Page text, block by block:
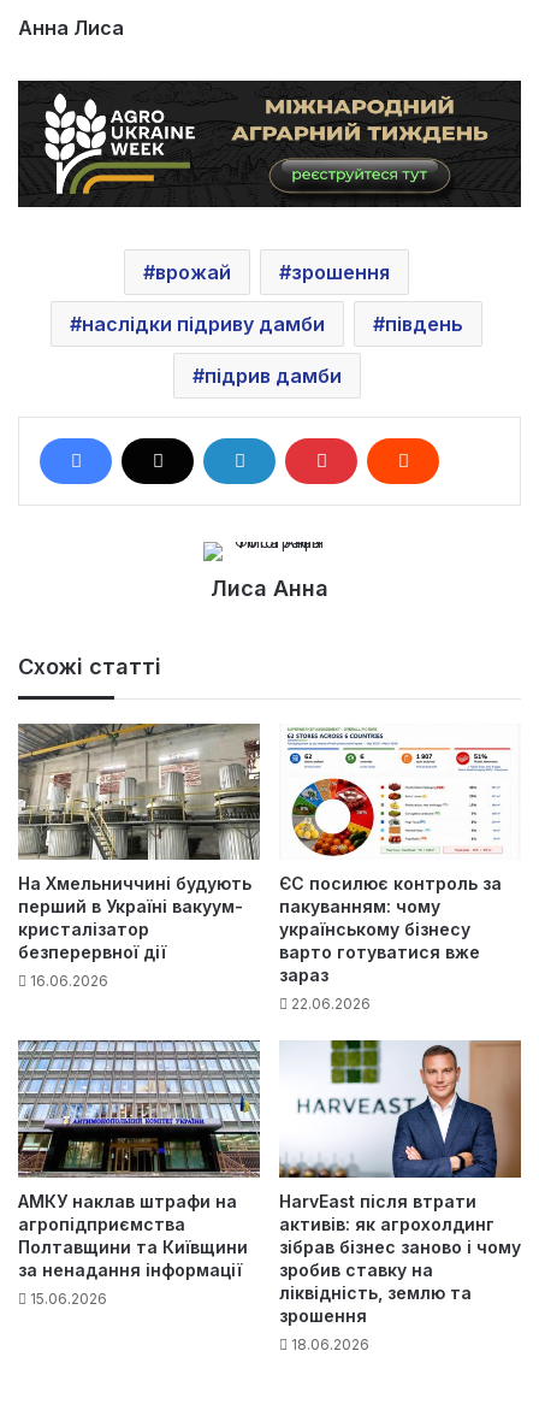
Анна Лиса
врожай зрошення
наслідки підриву дамби південь
підрив дамби
Лиса Анна
Схожі статті
На Хмельниччині будують
перший в Україні вакуум-
кристалізатор
безперервної дії
16.06.2026
ЄС посилює контроль за
пакуванням: чому
українському бізнесу
варто готуватися вже
зараз
22.06.2026
АМКУ наклав штрафи на
агропідприємства
Полтавщини та Київщини
за ненадання інформації
15.06.2026
HarvEast після втрати
активів: як агрохолдинг
зібрав бізнес заново і чому
зробив ставку на
ліквідність, землю та
зрошення
18.06.2026